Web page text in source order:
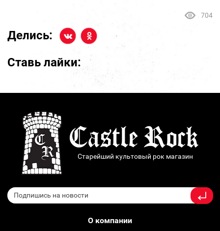
704
Делись:
Ставь лайки:
Старейший культовый рок магазин
О компании